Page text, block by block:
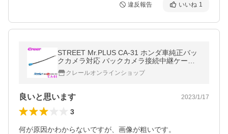
違反報告 いいね 1
STREET Mr.PLUS CA-31 ホンダ車純正バッ
クカメラ対応 バックカメラ接続中継ケーブ
ル 【RD-H201BC同等品】
クレールオンラインショップ
良いと思います 2023/1/17
3
何が原因かわからないですが、画像が粗いです。